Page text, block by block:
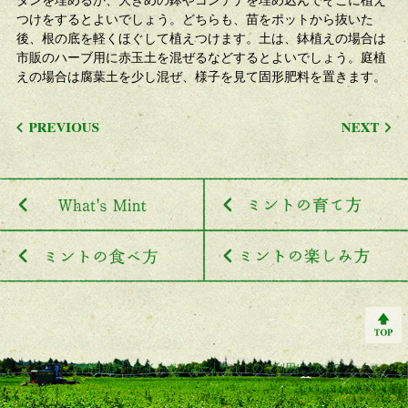
つけをするとよいでしょう。どちらも、苗をポットから抜いた
後、根の底を軽くほぐして植えつけます。土は、鉢植えの場合は
市販のハーブ用に赤玉土を混ぜるなどするとよいでしょう。庭植
えの場合は腐葉土を少し混ぜ、様子を見て固形肥料を置きます。
ご利用規約 サイトポリシー サイトのご利用について